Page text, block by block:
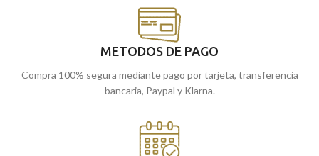
METODOS DE PAGO
Compra 100% segura mediante pago por tarjeta, transferencia
bancaria, Paypal y Klarna.